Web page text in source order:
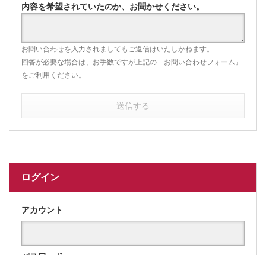
内容を希望されていたのか、お聞かせください。
お問い合わせを入力されましてもご返信はいたしかねます。
回答が必要な場合は、お手数ですが上記の「お問い合わせフォーム」
をご利用ください。
送信する
ログイン
アカウント